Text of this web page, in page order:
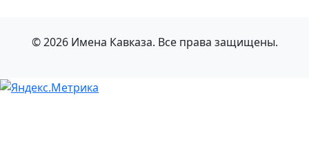
© 2026 Имена Кавказа. Все права защищены.